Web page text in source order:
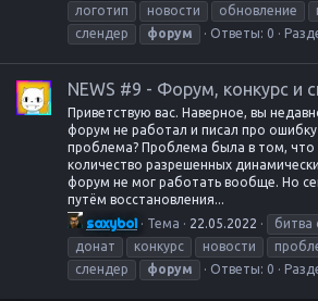
логотип
новости обновление
слендер
форум Ответы: 0
NEWS #9 - Форум, конкурс и
Приветствую вас. Наверное, вы
форум не работал и писал про
проблема? Проблема была в том, что
количество разрешенных
форум не мог работать вообще. Но
путём восстановления...
saxyboi Тема 22.05.2022 битва
донат
конкурс новости
слендер
форум Ответы: 0